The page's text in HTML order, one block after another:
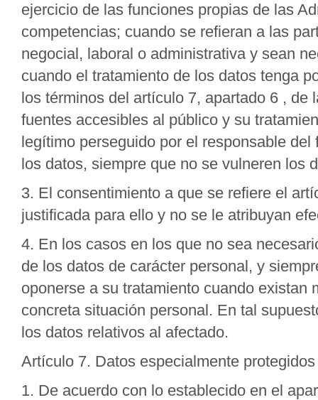
ejercicio de las funciones propias de las
competencias; cuando se refieran a las
negocial, laboral o administrativa y sean
cuando el tratamiento de los datos tenga
los términos del artículo 7, apartado 6 , de
fuentes accesibles al público y su
legítimo perseguido por el responsable
los datos, siempre que no se vulneren los
3. El consentimiento a que se refiere el
justificada para ello y no se le atribuyan
4. En los casos en los que no sea
de los datos de carácter personal, y
oponerse a su tratamiento cuando
concreta situación personal. En tal
los datos relativos al afectado.
Artículo 7. Datos especialmente protegidos
1. De acuerdo con lo establecido en el